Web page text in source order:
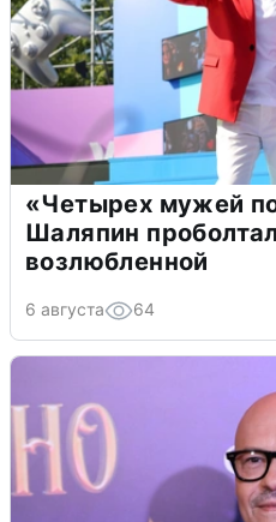
«Четырех мужей
Шаляпин
возлюбленной
6 августа 64